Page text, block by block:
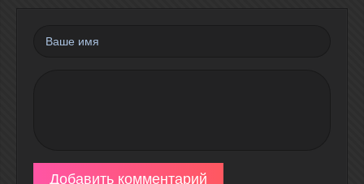
Добавить комментарий